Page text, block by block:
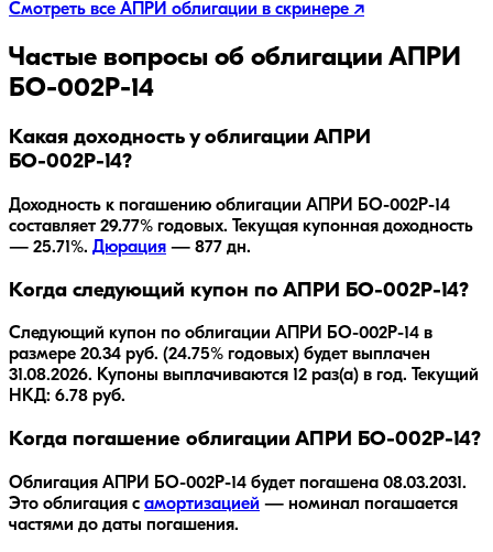
Смотреть все АПРИ облигации в скринере ↗
Частые вопросы об облигации АПРИ
БО-002Р-14
Какая доходность у облигации АПРИ
БО-002Р-14?
Доходность к погашению облигации АПРИ БО-002Р-14
составляет 29.77% годовых. Текущая купонная доходность
— 25.71%. Дюрация — 877 дн.
Когда следующий купон по АПРИ БО-002Р-14?
Следующий купон по облигации АПРИ БО-002Р-14 в
размере 20.34 руб. (24.75% годовых) будет выплачен
31.08.2026. Купоны выплачиваются 12 раз(а) в год. Текущий
НКД: 6.78 руб.
Когда погашение облигации АПРИ БО-002Р-14?
Облигация АПРИ БО-002Р-14 будет погашена 08.03.2031.
Это облигация с амортизацией — номинал погашается
частями до даты погашения.